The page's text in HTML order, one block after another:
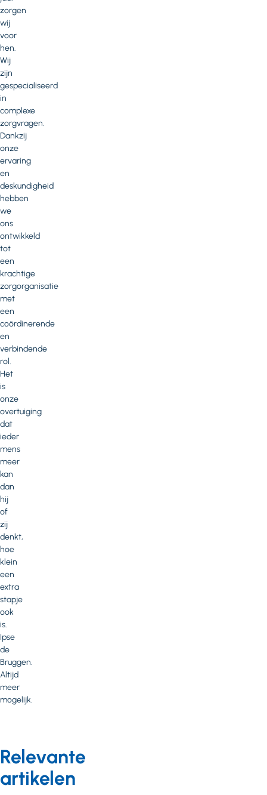
zorgen
wij
voor
hen.
Wij
zijn
gespecialiseerd
in
complexe
zorgvragen.
Dankzij
onze
ervaring
en
deskundigheid
hebben
we
ons
ontwikkeld
tot
een
krachtige
zorgorganisatie
met
een
coördinerende
en
verbindende
rol.
Het
is
onze
overtuiging
dat
ieder
mens
meer
kan
dan
hij
of
zij
denkt,
hoe
klein
een
extra
stapje
ook
is.
Ipse
de
Bruggen.
Altijd
meer
mogelijk.
Relevante
artikelen